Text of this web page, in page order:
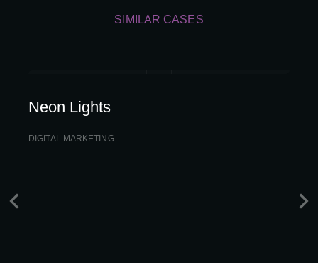
SIMILAR CASES
Neon Lights
DIGITAL MARKETING